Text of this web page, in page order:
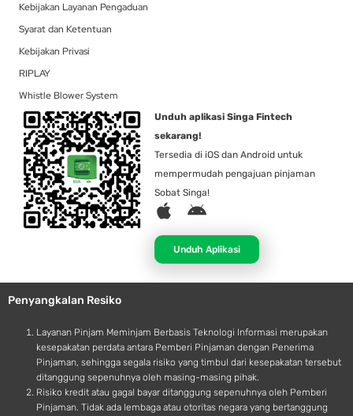
Kebijakan Layanan Pengaduan
Syarat dan Ketentuan
Kebijakan Privasi
RIPLAY
Whistle Blower System
Unduh aplikasi Singa Fintech
sekarang!
Tersedia di iOS dan Android untuk
mempermudah pengajuan pinjaman
Sobat Singa!
A
p
l
e
A
d
r
o
d
Unduh Aplikasi
Penyangkalan Resiko
Layanan Pinjam Meminjam Berbasis Teknologi Informasi merupakan
kesepakatan perdata antara Pemberi Pinjaman dengan Penerima
Pinjaman, sehingga segala risiko yang timbul dari kesepakatan tersebut
ditanggung sepenuhnya oleh masing-masing pihak.
Risiko kredit atau gagal bayar ditanggung sepenuhnya oleh Pemberi
Pinjaman. Tidak ada lembaga atau otoritas negara yang bertanggung